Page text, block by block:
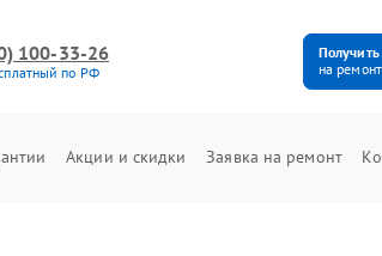
100-33-26
по РФ
на
Акции и скидки Заявка на ремонт